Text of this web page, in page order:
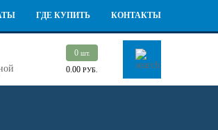
ГДЕ КУПИТЬ КОНТАКТЫ
0 шт.
0.00РУБ.